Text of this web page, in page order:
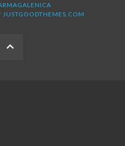
JUSTGOODTHEMES.COM
BACK